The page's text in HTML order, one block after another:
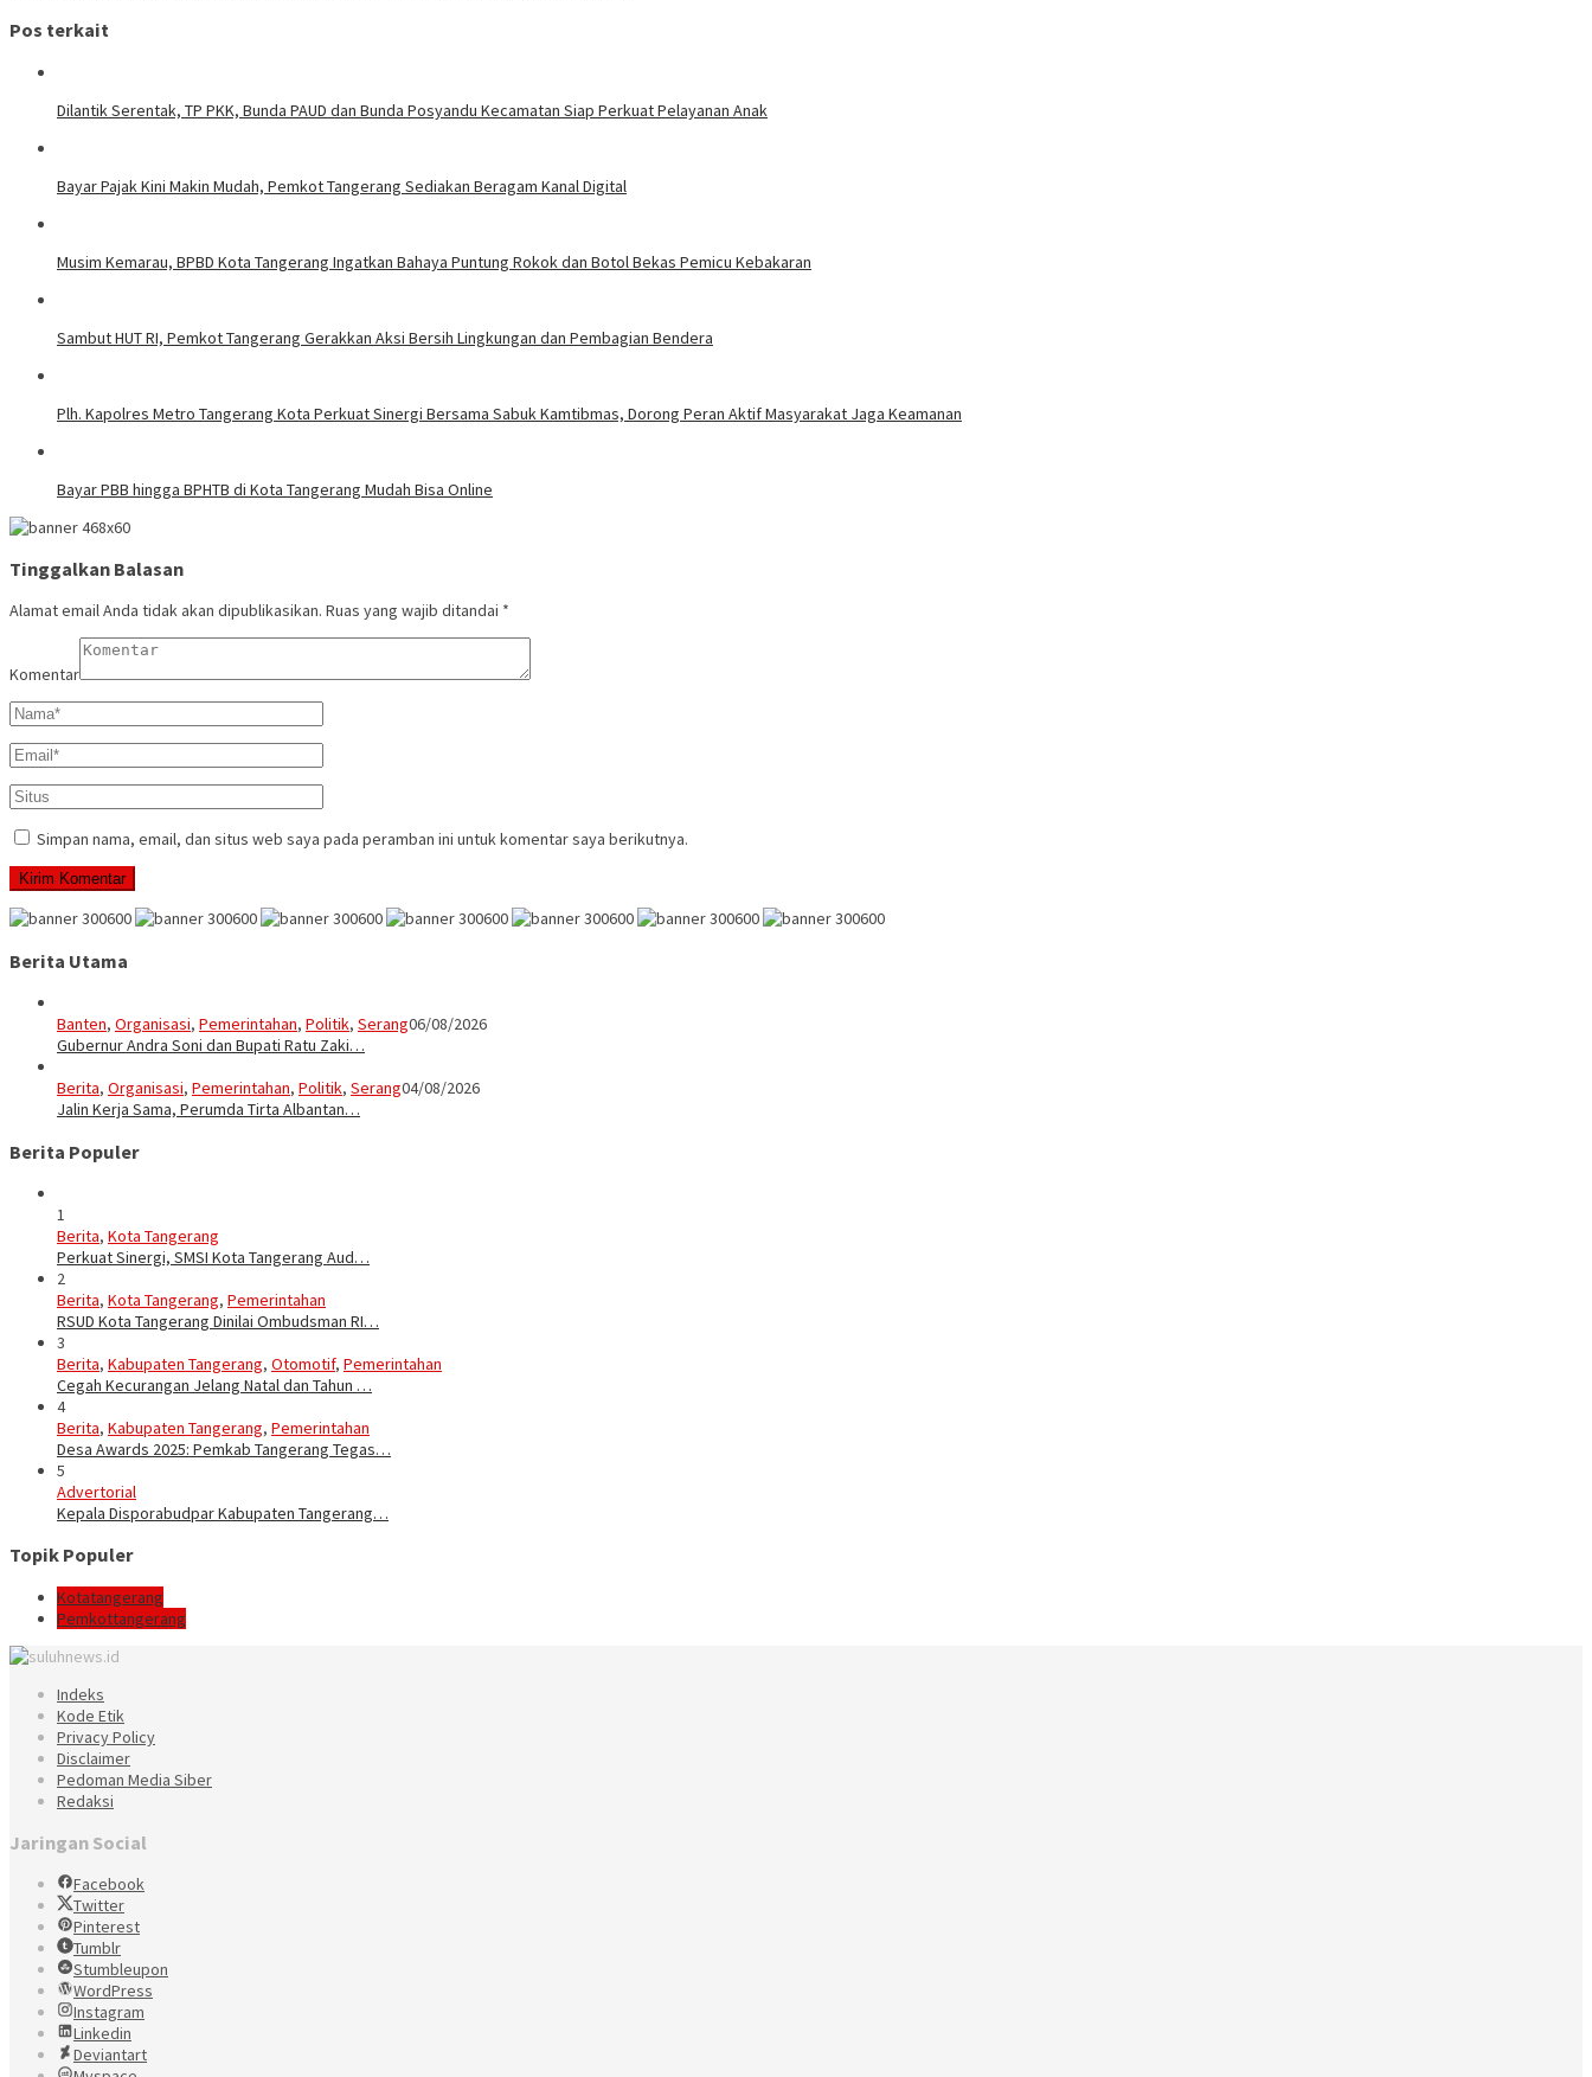
Pos terkait
Dilantik Serentak, TP PKK, Bunda PAUD dan Bunda Posyandu Kecamatan Siap Perkuat Pelayanan Anak
Bayar Pajak Kini Makin Mudah, Pemkot Tangerang Sediakan Beragam Kanal Digital
Musim Kemarau, BPBD Kota Tangerang Ingatkan Bahaya Puntung Rokok dan Botol Bekas Pemicu Kebakaran
Sambut HUT RI, Pemkot Tangerang Gerakkan Aksi Bersih Lingkungan dan Pembagian Bendera
Plh. Kapolres Metro Tangerang Kota Perkuat Sinergi Bersama Sabuk Kamtibmas, Dorong Peran Aktif Masyarakat Jaga Keamanan
Bayar PBB hingga BPHTB di Kota Tangerang Mudah Bisa Online
Tinggalkan Balasan
Alamat email Anda tidak akan dipublikasikan. Ruas yang wajib ditandai *
Komentar
Simpan nama, email, dan situs web saya pada peramban ini untuk komentar saya berikutnya.
Berita Utama
Banten, Organisasi, Pemerintahan, Politik, Serang06/08/2026
Gubernur Andra Soni dan Bupati Ratu Zaki…
Berita, Organisasi, Pemerintahan, Politik, Serang04/08/2026
Jalin Kerja Sama, Perumda Tirta Albantan…
Berita Populer
1
Berita, Kota Tangerang
Perkuat Sinergi, SMSI Kota Tangerang Aud…
2
Berita, Kota Tangerang, Pemerintahan
RSUD Kota Tangerang Dinilai Ombudsman RI…
3
Berita, Kabupaten Tangerang, Otomotif, Pemerintahan
Cegah Kecurangan Jelang Natal dan Tahun …
4
Berita, Kabupaten Tangerang, Pemerintahan
Desa Awards 2025: Pemkab Tangerang Tegas…
5
Advertorial
Kepala Disporabudpar Kabupaten Tangerang…
Topik Populer
Kotatangerang
Pemkottangerang
Indeks
Kode Etik
Privacy Policy
Disclaimer
Pedoman Media Siber
Redaksi
Jaringan Social
Facebook
Twitter
Pinterest
Tumblr
Stumbleupon
WordPress
Instagram
Linkedin
Deviantart